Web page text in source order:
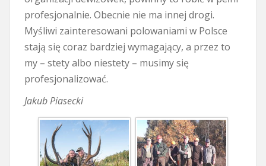
profesjonalnie. Obecnie nie ma innej drogi.
Myśliwi zainteresowani polowaniami w Polsce
stają się coraz bardziej wymagający, a przez to
my – stety albo niestety – musimy się
profesjonalizować.
Jakub Piasecki